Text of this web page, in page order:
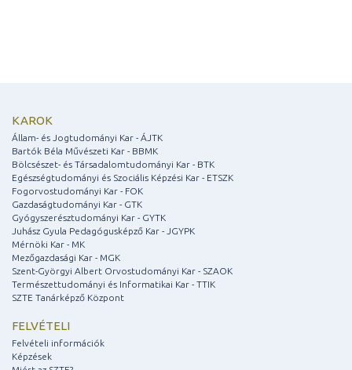
KAROK
Állam- és Jogtudományi Kar - ÁJTK
Bartók Béla Művészeti Kar - BBMK
Bölcsészet- és Társadalomtudományi Kar - BTK
Egészségtudományi és Szociális Képzési Kar - ETSZK
Fogorvostudományi Kar - FOK
Gazdaságtudományi Kar - GTK
Gyógyszerésztudományi Kar - GYTK
Juhász Gyula Pedagógusképző Kar - JGYPK
Mérnöki Kar - MK
Mezőgazdasági Kar - MGK
Szent-Györgyi Albert Orvostudományi Kar - SZAOK
Természettudományi és Informatikai Kar - TTIK
SZTE Tanárképző Központ
FELVÉTELI
Felvételi információk
Képzések